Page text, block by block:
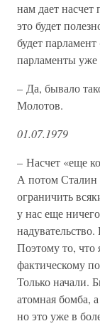
нам дает
это будет
будет
парламенты
– Да, бывало
Молотов.
01.07.1979
– Насчет «еще
А потом Сталин
ограничить
у нас еще
Поэтому то, что
фактическому
Только начали.
атомная бомба,
но это уже в